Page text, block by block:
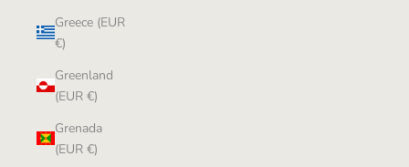
Greece (EUR
€)
Greenland
(EUR €)
Grenada
(EUR €)